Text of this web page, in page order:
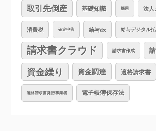
取引先倒産 基礎知識 採用 法人
消費税 確定申告 給与dx 給与デジタル
請求書クラウド 請求書作成
資金繰り 資金調達 適格請求書
適格請求書発行事業者 電子帳簿保存法